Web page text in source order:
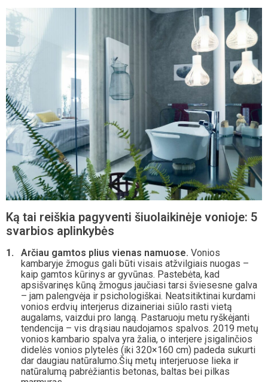
Ką tai reiškia pagyventi šiuolaikinėje vonioje: 5
svarbios aplinkybės
Arčiau gamtos plius vienas namuose. Vonios
kambaryje žmogus gali būti visais atžvilgiais nuogas –
kaip gamtos kūrinys ar gyvūnas. Pastebėta, kad
apsišvarinęs kūną žmogus jaučiasi tarsi šviesesne galva
– jam palengvėja ir psichologiškai. Neatsitiktinai kurdami
vonios erdvių interjerus dizaineriai siūlo rasti vietą
augalams, vaizdui pro langą. Pastaruoju metu ryškėjanti
tendencija – vis drąsiau naudojamos spalvos. 2019 metų
vonios kambario spalva yra žalia, o interjere įsigalinčios
didelės vonios plytelės (iki 320×160 cm) padeda sukurti
dar daugiau natūralumo.Šių metų interjeruose lieka ir
natūralumą pabrėžiantis betonas, baltas bei pilkas